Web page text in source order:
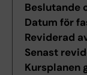
Beslutande
Datum för
Reviderad
Senast
Kursplanen